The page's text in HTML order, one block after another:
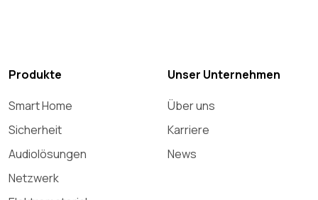
Produkte
Smart Home
Sicherheit
Audiolösungen
Netzwerk
Unser Unternehmen
Über uns
Karriere
News